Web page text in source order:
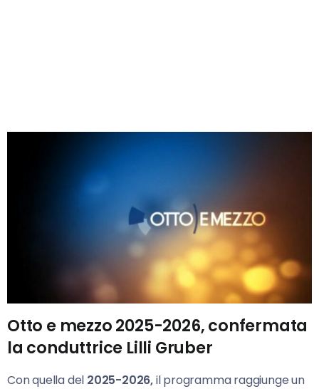
Otto e mezzo 2025-2026, confermata
la conduttrice Lilli Gruber
Con quella del 2025-2026,il programma raggiunge un